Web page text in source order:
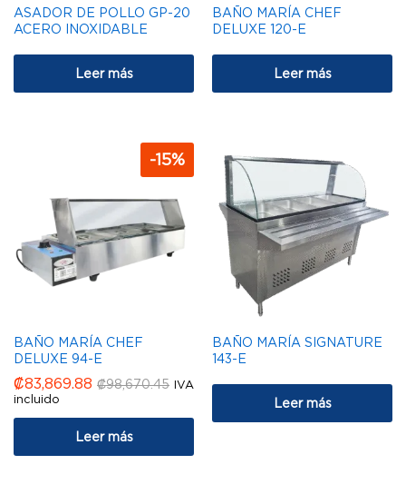
ASADOR DE POLLO GP-20
ACERO INOXIDABLE
Leer más
BAÑO MARÍA CHEF
DELUXE 120-E
Leer más
-15%
BAÑO MARÍA CHEF
DELUXE 94-E
₡83,869.88 ₡98,670.45 IVA
incluido
Leer más
BAÑO MARÍA SIGNATURE
143-E
Leer más